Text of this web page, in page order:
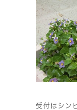
受付はシン